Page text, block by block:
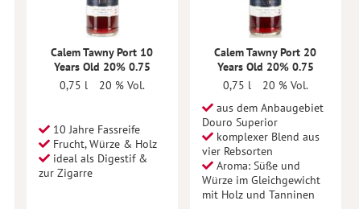
Calem Tawny Port 10
Years Old 20% 0.75
0,75 l
20 % Vol.
10 Jahre Fassreife
Frucht, Würze & Holz
ideal als Digestif &
zur Zigarre
Calem Tawny Port 20
Years Old 20% 0.75
0,75 l
20 % Vol.
aus dem Anbaugebiet
Douro Superior
komplexer Blend aus
vier Rebsorten
Aroma: Süße und
Würze im Gleichgewicht
mit Holz und Tanninen